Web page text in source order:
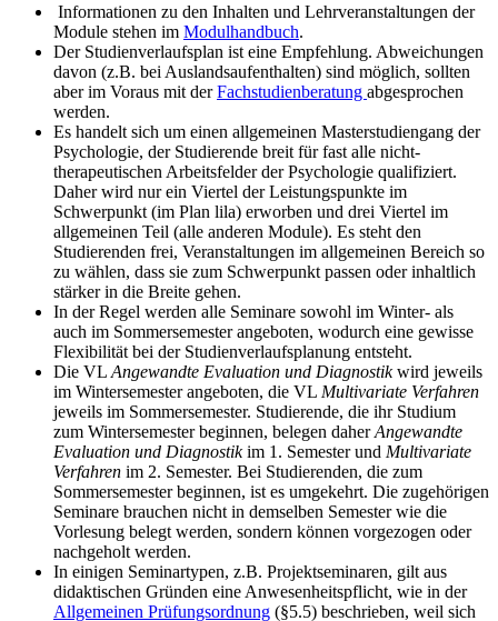
Informationen zu den Inhalten und Lehrveranstaltungen der
Module stehen im Modulhandbuch.
Der Studienverlaufsplan ist eine Empfehlung. Abweichungen
davon (z.B. bei Auslandsaufenthalten) sind möglich, sollten
aber im Voraus mit derFachstudienberatung abgesprochen
werden.
Es handelt sich um einen allgemeinen Masterstudiengang der
Psychologie, der Studierende breit für fast alle nicht-
therapeutischen Arbeitsfelder der Psychologie qualifiziert.
Daher wird nur ein Viertel der Leistungspunkte im
Schwerpunkt (im Plan lila) erworben und drei Viertel im
allgemeinen Teil (alle anderen Module). Es steht den
Studierenden frei, Veranstaltungen im allgemeinen Bereich so
zu wählen, dass sie zum Schwerpunkt passen oder inhaltlich
stärker in die Breite gehen.
In der Regel werden alle Seminare sowohl im Winter- als
auch im Sommersemester angeboten, wodurch eine gewisse
Flexibilität bei der Studienverlaufsplanung entsteht.
Die VL Angewandte Evaluation und Diagnostikwird jeweils
im Wintersemester angeboten, die VL Multivariate Verfahren
jeweils im Sommersemester. Studierende, die ihr Studium
zum Wintersemester beginnen, belegen daherAngewandte
Evaluation und Diagnostikim 1. Semester und Multivariate
Verfahren im 2. Semester. Bei Studierenden, die zum
Sommersemester beginnen, ist es umgekehrt. Die zugehörigen
Seminare brauchen nicht in demselben Semester wie die
Vorlesung belegt werden, sondern können vorgezogen oder
nachgeholt werden.
In einigen Seminartypen, z.B. Projektseminaren, gilt aus
didaktischen Gründen eine Anwesenheitspflicht, wie in der
Allgemeinen Prüfungsordnung (§5.5) beschrieben, weil sich